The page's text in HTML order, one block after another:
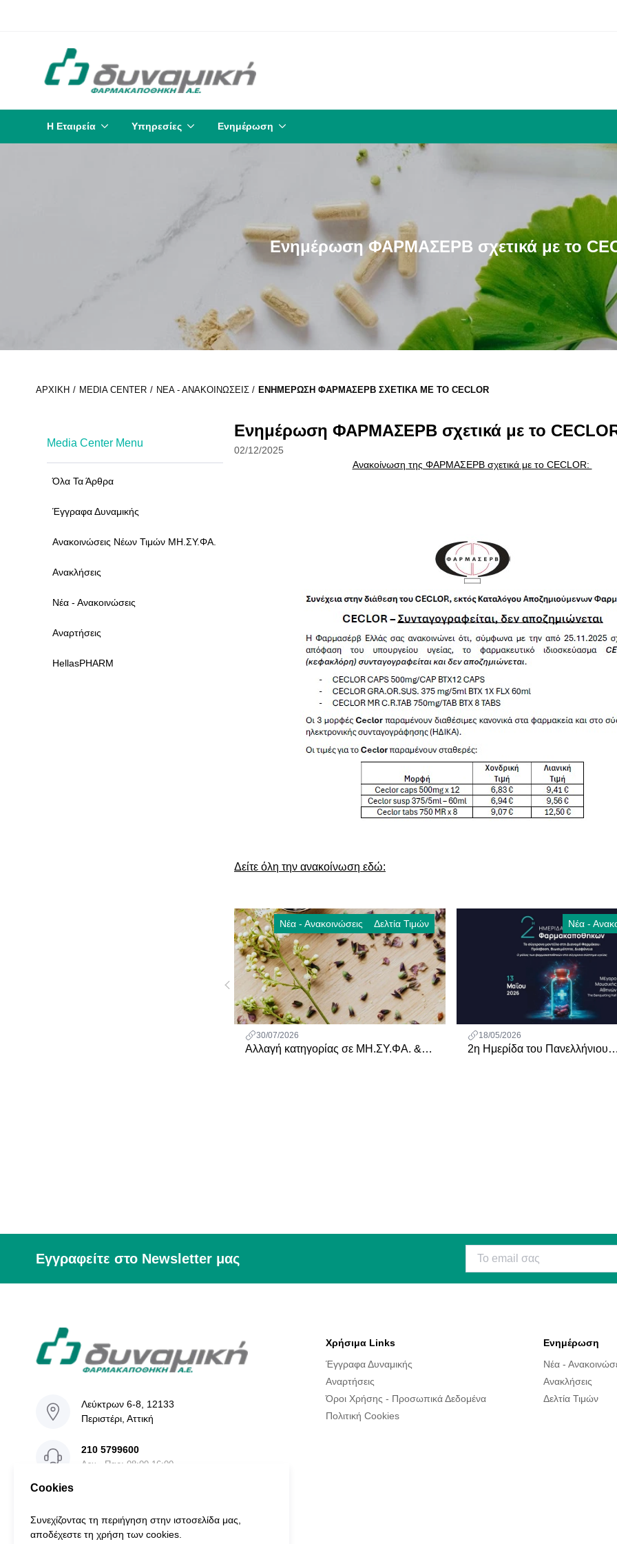
Η Εταιρεία Υπηρεσίες Ενημέρωση
Ενημέρωση ΦΑΡΜΑΣΕΡΒ σχετικά με το
ΑΡΧΙΚΉ MEDIA CENTER ΝΈΑ - ΑΝΑΚΟΙΝΏΣΕΙΣ ΕΝΗΜΈΡΩΣΗ ΦΑΡΜΑΣΕΡΒ ΣΧΕΤΙΚΆ ΜΕ ΤΟ CECLOR
Media Center Menu
Όλα Τα Άρθρα
Έγγραφα Δυναμικής
Ανακοινώσεις Νέων Τιμών ΜΗ.ΣΥ.ΦΑ.
Ανακλήσεις
Νέα - Ανακοινώσεις
Αναρτήσεις
HellasPHARM
Ενημέρωση ΦΑΡΜΑΣΕΡΒ σχετικά με το
02/12/2025
Ανακοίνωση της ΦΑΡΜΑΣΕΡΒ σχετικά με το CECLOR:
Δείτε όλη την ανακοίνωση εδώ:
Νέα - Ανακοινώσεις Δελτία Τιμών
30/07/2026
Αλλαγή κατηγορίας σε ΜΗ.ΣΥ.ΦΑ. &
Νέα -
18/05/2026
2η Ημερίδα του Πανελλήνιου
Εγγραφείτε στο Newsletter μας
Λεύκτρων 6-8, 12133
Περιστέρι, Αττική
210 5799600
Δευ - Παρ: 08:00-16:00
Χρήσιμα Links
Έγγραφα Δυναμικής
Αναρτήσεις
Όροι Χρήσης - Προσωπικά Δεδομένα
Πολιτική Cookies
Ενημέρωση
Νέα -
Ανακλήσεις
Δελτία Τιμών
Cookies
Συνεχίζοντας τη περιήγηση στην ιστοσελίδα μας,
αποδέχεστε τη χρήση των cookies.